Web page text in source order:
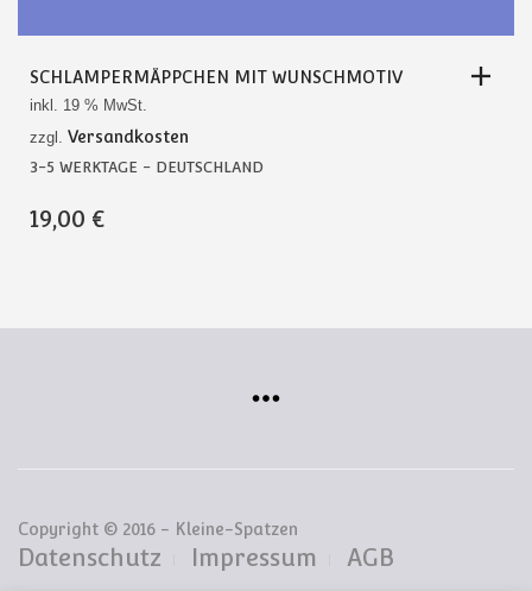
SCHLAMPERMÄPPCHEN MIT WUNSCHMOTIV
inkl. 19 % MwSt.
zzgl. Versandkosten
3-5 WERKTAGE - DEUTSCHLAND
19,00 €
Copyright © 2016 - Kleine-Spatzen
Datenschutz Impressum AGB